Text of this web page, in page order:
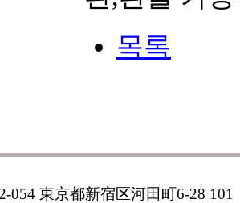
목록
054 東京都新宿区河田町6-28 101